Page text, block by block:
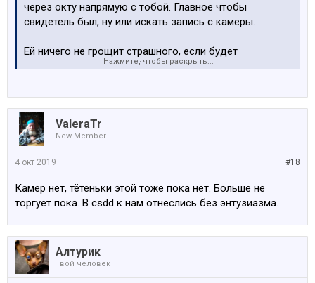
через окту напрямую с тобой. Главное чтобы
свидетель был, ну или искать запись с камеры.
Ей ничего не грощит страшного, если будет
сотрудничать, если не будет можно давить на уезд с
По карйней мере сталкивался с таким вариантом
событий.
Нажмите, чтобы раскрыть...
ValeraTr
New Member
#18
4 окт 2019
Камер нет, тётеньки этой тоже пока нет. Больше не
торгует пока. В csdd к нам отнеслись без энтузиазма.
Алтурик
Твой человек